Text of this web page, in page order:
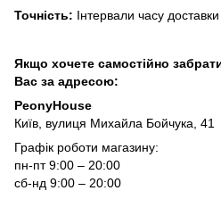
Точність: Інтервали часу
Якщо хочете самостійно
Вас за адресою:
PeonyHouse
Київ, вулиця Михайла Бойчука, 41
Графік роботи магазину:
пн-пт 9:00 – 20:00
сб-нд 9:00 – 20:00